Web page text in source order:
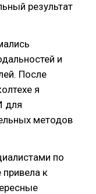
результат
и
После
я
для
методов
по
к